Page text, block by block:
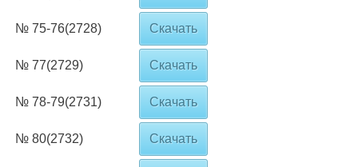
№ 75-76(2728) Скачать
№ 77(2729) Скачать
№ 78-79(2731) Скачать
№ 80(2732) Скачать